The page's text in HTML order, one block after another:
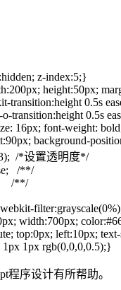
z-index:5;}
height:50px;
transition:height 0.5s
transition:height 0.5s
16px; font-weight:
background-
/*设置透明度*/
/**/
/**/
width:700px;
top:0px; left:10px;
1px rgb(0,0,0,0.5);}
程序设计有所帮助。